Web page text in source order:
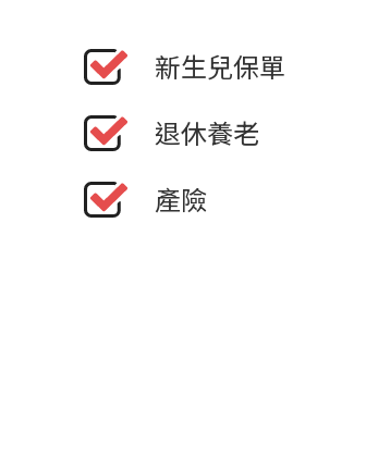
新生兒保單
退休養老
產險